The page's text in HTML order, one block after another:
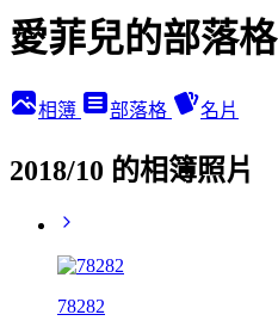
愛菲兒的部落格
相簿 部落格 名片
2018/10 的相簿照片
78282